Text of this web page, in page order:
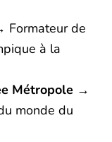
Formateur de
à la
Métropole →
monde du